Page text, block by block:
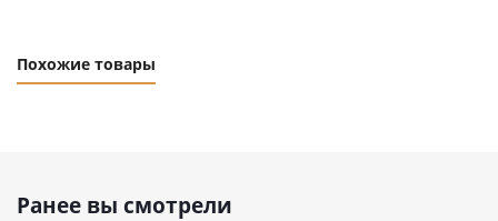
Похожие товары
Ранее вы смотрели